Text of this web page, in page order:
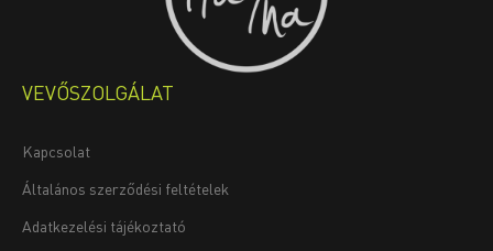
VEVŐSZOLGÁLAT
Kapcsolat
Általános szerződési feltételek
Adatkezelési tájékoztató